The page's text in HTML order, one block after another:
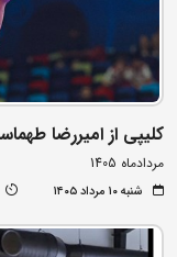
کلیپی از امیررضا
مردادماه 1405
شنبه ۱۰ مرداد ۱۴۰۵